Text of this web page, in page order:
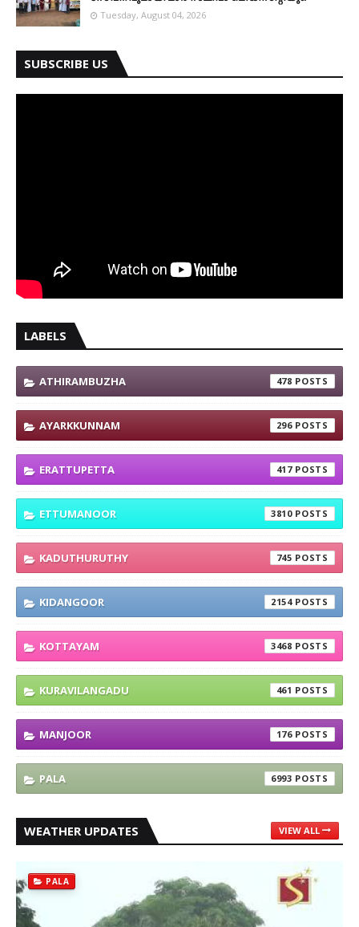
Tuesday, August 04, 2026
SUBSCRIBE US
LABELS
ATHIRAMBUZHA 478
AYARKKUNNAM 296
ERATTUPETTA 417
ETTUMANOOR 3810
KADUTHURUTHY 745
KIDANGOOR 2154
KOTTAYAM 3468
KURAVILANGADU 461
MANJOOR 176
PALA 6993
WEATHER UPDATES VIEW ALL
PALA